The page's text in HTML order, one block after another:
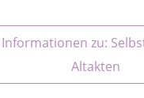
zu:
Altakten